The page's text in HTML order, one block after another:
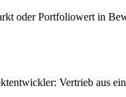
oder Portfoliowert in
Vertrieb aus